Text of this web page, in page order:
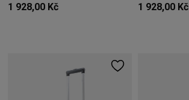
1 928,00 Kč 1 928,00 Kč